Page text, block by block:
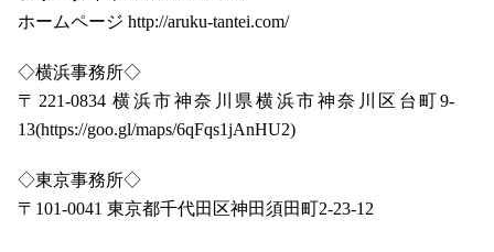
ホームページ http://aruku-tantei.com/
◇横浜事務所◇
〒221-0834 横浜市神奈川県横浜市神奈川区台町9-
13(https://goo.gl/maps/6qFqs1jAnHU2)
◇東京事務所◇
〒101-0041 東京都千代田区神田須田町2-23-12